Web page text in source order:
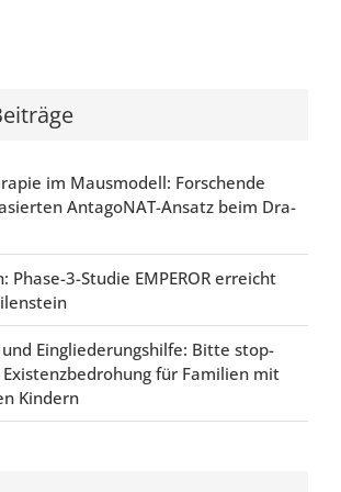
im Maus­mo­dell: For­schen­de
Ant­agoN­AT-Ansatz beim Dra­
Pha­se-3-Stu­die EMPER­OR erreicht
Ein­glie­de­rungs­hil­fe: Bit­te stop­
Exis­tenz­be­dro­hung für Fami­li­en mit
Kin­dern